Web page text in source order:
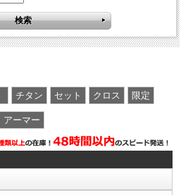
チタン セット クロス 限定
アーマー